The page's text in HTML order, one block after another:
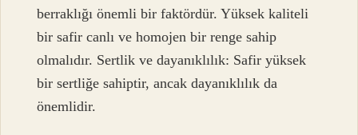
berraklığı önemli bir faktördür. Yüksek kaliteli
bir safir canlı ve homojen bir renge sahip
olmalıdır. Sertlik ve dayanıklılık: Safir yüksek
bir sertliğe sahiptir, ancak dayanıklılık da
önemlidir.